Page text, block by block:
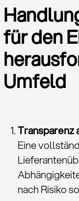
für den
Umfeld
Transparenz
Eine
nach Risiko